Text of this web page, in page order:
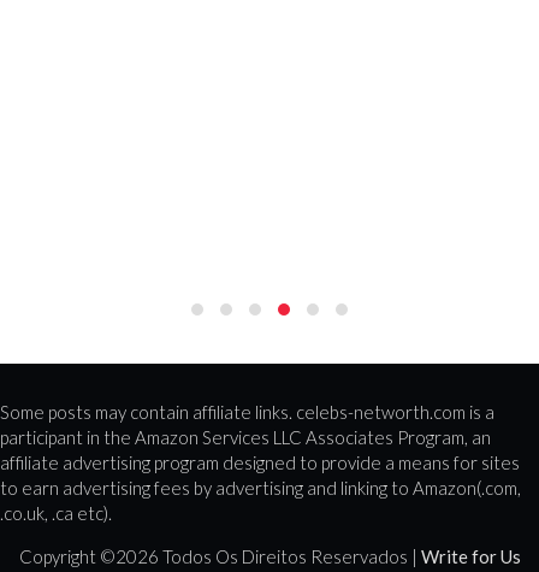
Some posts may contain affiliate links. celebs-networth.com is a
participant in the Amazon Services LLC Associates Program, an
affiliate advertising program designed to provide a means for sites
to earn advertising fees by advertising and linking to Amazon(.com,
.co.uk, .ca etc).
Copyright ©2026 Todos Os Direitos Reservados | Write for Us